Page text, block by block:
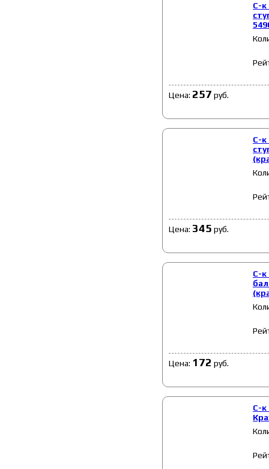
С-к
Цена: 257 руб.
С-к
Цена: 345 руб.
С-к
Цена: 172 руб.
С-к